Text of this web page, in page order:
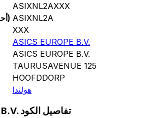
ASIXNL2AXXX
رمز SWIFT (8 أحرف) ASIXNL2A
XXX
ASICS EUROPE B.V.
ASICS EUROPE B.V.
TAURUSAVENUE 125
HOOFDDORP
هولندا
ASICS EUROPE B.V. تفاصيل الكود